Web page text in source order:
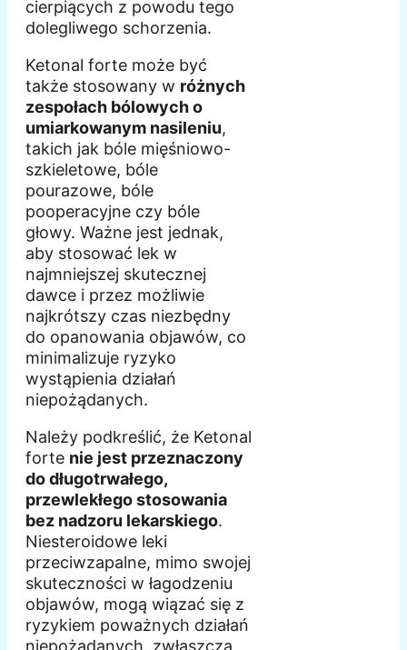
cierpiących z powodu tego
dolegliwego schorzenia.
Ketonal forte może być
także stosowany w różnych
zespołach bólowych o
umiarkowanym nasileniu,
takich jak bóle mięśniowo-
szkieletowe, bóle
pourazowe, bóle
pooperacyjne czy bóle
głowy. Ważne jest jednak,
aby stosować lek w
najmniejszej skutecznej
dawce i przez możliwie
najkrótszy czas niezbędny
do opanowania objawów, co
minimalizuje ryzyko
wystąpienia działań
niepożądanych.
Należy podkreślić, że Ketonal
forte nie jest przeznaczony
do długotrwałego,
przewlekłego stosowania
bez nadzoru lekarskiego.
Niesteroidowe leki
przeciwzapalne, mimo swojej
skuteczności w łagodzeniu
objawów, mogą wiązać się z
ryzykiem poważnych działań
niepożądanych, zwłaszcza